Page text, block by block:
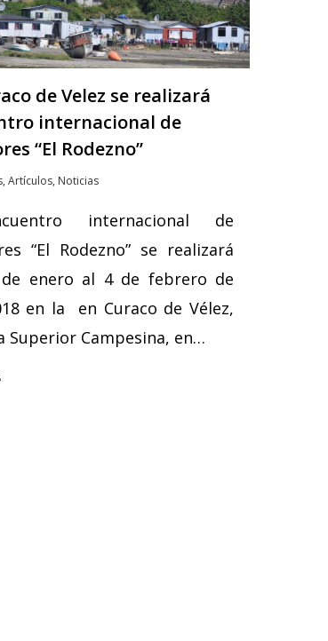
de Velez se realizará
internacional de
“El Rodezno”
, Artículos, Noticias
internacional de
“El Rodezno” se realizará
enero al 4 de febrero de
en la en Curaco de Vélez,
Superior Campesina, en…